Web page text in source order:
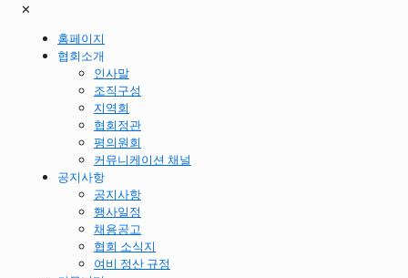
✕
홈페이지
협회소개
인사말
조직구성
지역회
협회정관
평의원회
커뮤니케이션 채널
공지사항
공지사항
행사일정
채용공고
협회 소식지
여비 정산 규정